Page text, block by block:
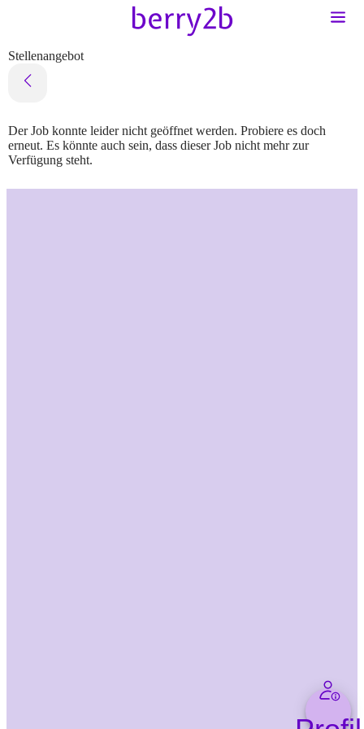
Stellenangebot
Der Job konnte leider nicht geöffnet werden. Probiere es doch
erneut. Es könnte auch sein, dass dieser Job nicht mehr zur
Verfügung steht.